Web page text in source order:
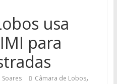
usa
para
Soares Câmara de Lobos,